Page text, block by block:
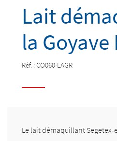
Lait
la Goyave
Réf. :CO060-LAGR
Le lait démaquillant Segetex-